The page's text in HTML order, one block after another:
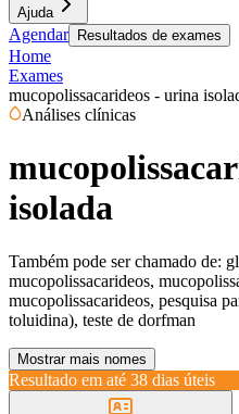
Ajuda
Agendar Resultados de exames
Home
Exames
mucopolissacarideos - urina
Análises clínicas
isolada
Também pode ser chamado de:
mucopolissacarideos,
mucopolissacarideos, pesquisa
toluidina), teste de dorfman
Mostrar mais nomes
Resultado em até 38 dias úteis